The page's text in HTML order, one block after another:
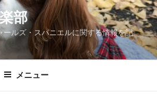
部
ールズ・スパニエルに関する情報を記
メニュー